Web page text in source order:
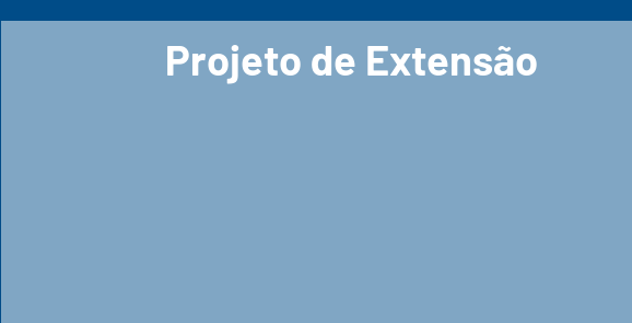
Projeto de Extensão